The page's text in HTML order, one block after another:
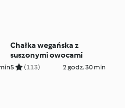
Chałka wegańska z
suszonymi owocami
5 (113) 2 godz. 30 min